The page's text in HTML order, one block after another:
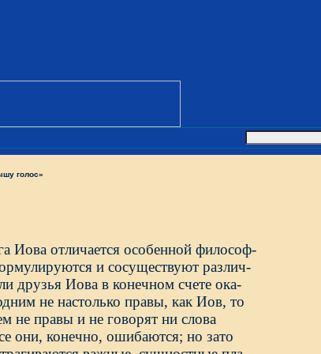
голос»
Иова отличается особенной философ-
и сосуществуют различ-
друзья Иова в конечном счете ока-
не настолько правы, как Иов, то
не правы и не говорят ни слова
они, конечно, ошибаются; но зато